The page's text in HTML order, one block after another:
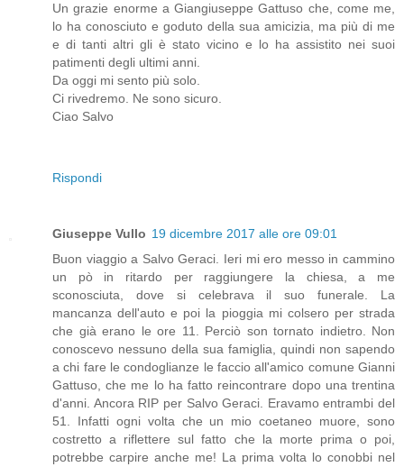
Un grazie enorme a Giangiuseppe Gattuso che, come me,
lo ha conosciuto e goduto della sua amicizia, ma più di me
e di tanti altri gli è stato vicino e lo ha assistito nei suoi
patimenti degli ultimi anni.
Da oggi mi sento più solo.
Ci rivedremo. Ne sono sicuro.
Ciao Salvo
Rispondi
Giuseppe Vullo 19 dicembre 2017 alle ore 09:01
Buon viaggio a Salvo Geraci. Ieri mi ero messo in cammino
un pò in ritardo per raggiungere la chiesa, a me
sconosciuta, dove si celebrava il suo funerale. La
mancanza dell'auto e poi la pioggia mi colsero per strada
che già erano le ore 11. Perciò son tornato indietro. Non
conoscevo nessuno della sua famiglia, quindi non sapendo
a chi fare le condoglianze le faccio all'amico comune Gianni
Gattuso, che me lo ha fatto reincontrare dopo una trentina
d'anni. Ancora RIP per Salvo Geraci. Eravamo entrambi del
51. Infatti ogni volta che un mio coetaneo muore, sono
costretto a riflettere sul fatto che la morte prima o poi,
potrebbe carpire anche me! La prima volta lo conobbi nel